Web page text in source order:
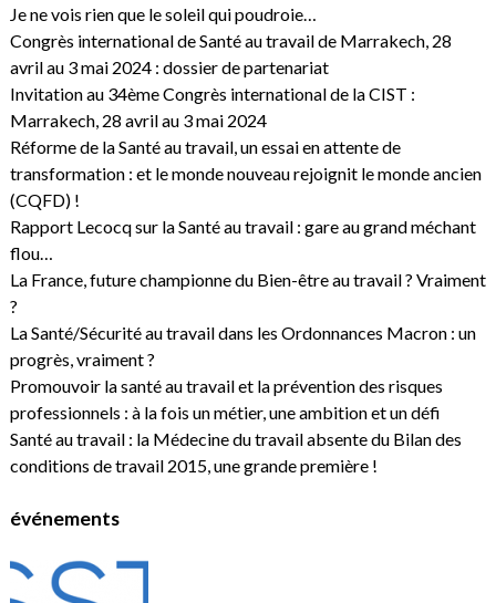
Je ne vois rien que le soleil qui poudroie…
Congrès international de Santé au travail de Marrakech, 28
avril au 3 mai 2024 : dossier de partenariat
Invitation au 34ème Congrès international de la CIST :
Marrakech, 28 avril au 3 mai 2024
Réforme de la Santé au travail, un essai en attente de
transformation : et le monde nouveau rejoignit le monde ancien
(CQFD) !
Rapport Lecocq sur la Santé au travail : gare au grand méchant
flou…
La France, future championne du Bien-être au travail ? Vraiment
?
La Santé/Sécurité au travail dans les Ordonnances Macron : un
progrès, vraiment ?
Promouvoir la santé au travail et la prévention des risques
professionnels : à la fois un métier, une ambition et un défi
Santé au travail : la Médecine du travail absente du Bilan des
conditions de travail 2015, une grande première !
événements